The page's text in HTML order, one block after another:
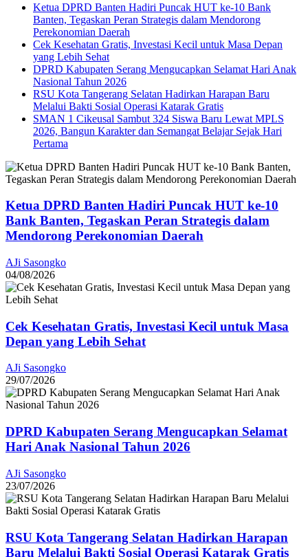
Ketua DPRD Banten Hadiri Puncak HUT ke-10 Bank
Banten, Tegaskan Peran Strategis dalam Mendorong
Perekonomian Daerah
Cek Kesehatan Gratis, Investasi Kecil untuk Masa Depan
yang Lebih Sehat
DPRD Kabupaten Serang Mengucapkan Selamat Hari Anak
Nasional Tahun 2026
RSU Kota Tangerang Selatan Hadirkan Harapan Baru
Melalui Bakti Sosial Operasi Katarak Gratis
SMAN 1 Cikeusal Sambut 324 Siswa Baru Lewat MPLS
2026, Bangun Karakter dan Semangat Belajar Sejak Hari
Pertama
Ketua DPRD Banten Hadiri Puncak HUT ke-10
Bank Banten, Tegaskan Peran Strategis dalam
Mendorong Perekonomian Daerah
AJi Sasongko
04/08/2026
Cek Kesehatan Gratis, Investasi Kecil untuk Masa
Depan yang Lebih Sehat
AJi Sasongko
29/07/2026
DPRD Kabupaten Serang Mengucapkan Selamat
Hari Anak Nasional Tahun 2026
AJi Sasongko
23/07/2026
RSU Kota Tangerang Selatan Hadirkan Harapan
Baru Melalui Bakti Sosial Operasi Katarak Gratis